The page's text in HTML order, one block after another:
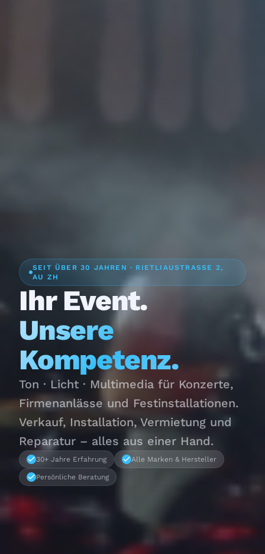
SEIT ÜBER 30 JAHREN · RIETLIAUSTRASSE 2,
AU ZH
Ihr Event.
Unsere
Kompetenz.
Ton · Licht · Multimedia für Konzerte,
Firmenanlässe und Festinstallationen.
Verkauf, Installation, Vermietung und
Reparatur – alles aus einer Hand.
30+ Jahre Erfahrung Alle Marken & Hersteller
Persönliche Beratung